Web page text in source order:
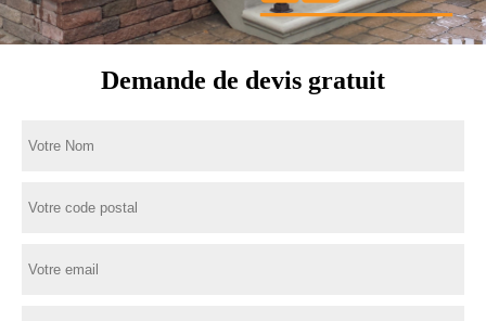
Demande de devis gratuit